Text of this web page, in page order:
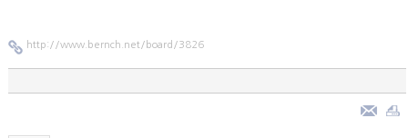
http://www.bernch.net/board/3826